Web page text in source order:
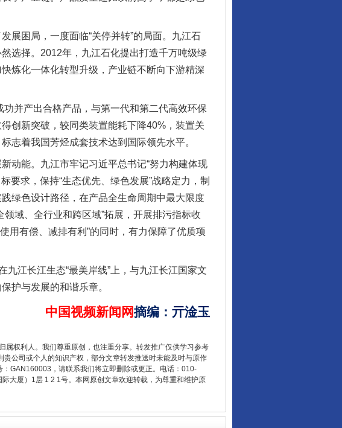
困局，一度面临“关停并转”的局面。九江石
选择。2012年，九江石化提出打造千万吨级绿
炼化一体化转型升级，产业链不断向下游精深
并产出合格产品，与第一代和第二代高效环保
创新突破，较同类装置能耗下降40%，装置关
志着我国芳烃成套技术达到国际领先水平。
能。九江市牢记习近平总书记“努力构建体现
要求，保持“生态优先、绿色发展”战略定力，制
绿色设计路径，在产品全生命周期中最大限度
域、全行业和跨区域”拓展，开展排污指标收
用有偿、减排有利”的同时，有力保障了优质项
江长江生态“最美岸线”上，与九江长江国家文
护与发展的和谐乐章。
中国视频新闻网摘编 ： 亓淦玉
属权利人。我们尊重原创，也注重分享。转发推广仅供学习参考
公司或个人的知识产权，部分文章转发推送时未能及时与原作
GAN160003，请联系我们将立即删除或更正。电话：010-
大厦）1层 1 2 1号。本网原创文章欢迎转载，为尊重和维护原
行业协会接连发公告